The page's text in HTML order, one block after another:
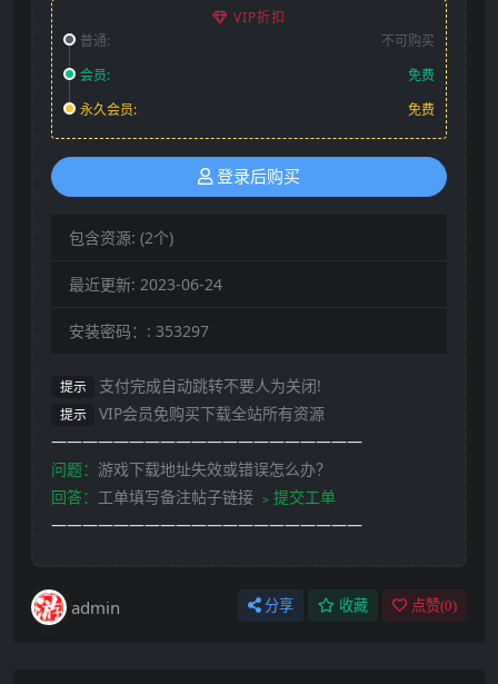
VIP折扣
普通:
不可购买
会员:
免费
永久会员:
免费
登录后购买
包含资源: (2个)
最近更新: 2023-06-24
安装密码：: 353297
提示 支付完成自动跳转不要人为关闭!
提示
VIP会员免购买下载全站所有资源
————————————————————
问题： 游戏下载地址失效或错误怎么办？
回答： 工单填写备注帖子链接 ﹥提交工单
————————————————————
admin 分享 收藏 点赞(0)